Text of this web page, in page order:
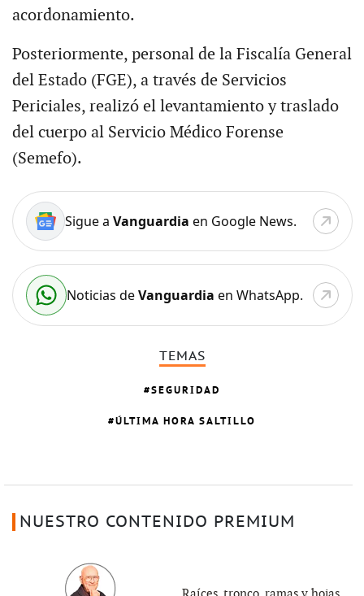
acordonamiento.
Posteriormente, personal de la Fiscalía General
del Estado (FGE), a través de Servicios
Periciales, realizó el levantamiento y traslado
del cuerpo al Servicio Médico Forense
(Semefo).
Sigue a Vanguardia en Google News.
Noticias deVanguardia en WhatsApp.
TEMAS
SEGURIDAD
ÚLTIMA HORA SALTILLO
NUESTRO CONTENIDO PREMIUM